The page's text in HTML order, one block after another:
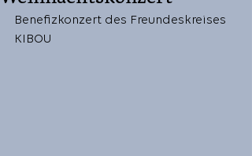
Benefizkonzert des Freundeskreises
KIBOU